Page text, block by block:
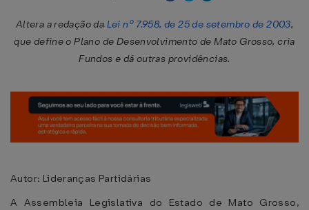
Altera a redação da Lei nº 7.958, de 25 de setembro de 2003,
que define o Plano de Desenvolvimento de Mato Grosso, cria
Fundos e dá outras providências.
Autor: Lideranças Partidárias
A Assembleia Legislativa do Estado de Mato Grosso,